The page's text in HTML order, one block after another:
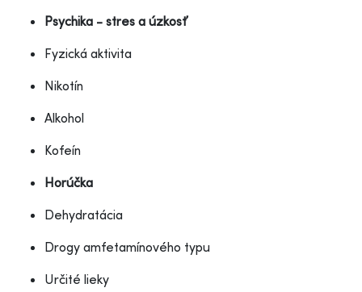
Psychika - stres a úzkosť
Fyzická aktivita
Nikotín
Alkohol
Kofeín
Horúčka
Dehydratácia
Drogy amfetamínového typu
Určité lieky